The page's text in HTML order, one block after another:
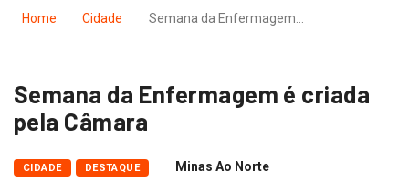
Home Cidade Semana da Enfermagem…
Semana da Enfermagem é criada
pela Câmara
CIDADE DESTAQUE
Minas Ao Norte